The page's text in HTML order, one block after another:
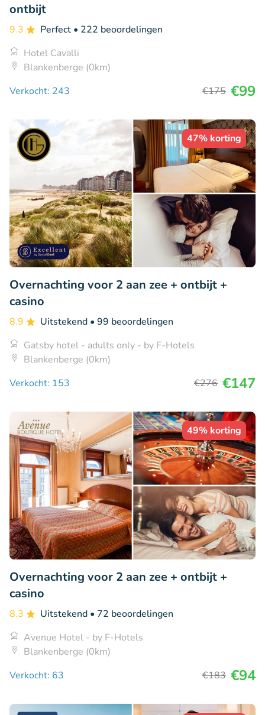
ontbijt
9.3 Perfect • 222 beoordelingen
Hotel Cavalli
Blankenberge (0km)
Verkocht: 243
€175 €99
47% korting
Overnachting voor 2 aan zee + ontbijt +
casino
8.9 Uitstekend • 99 beoordelingen
Gatsby hotel - adults only - by F-Hotels
Blankenberge (0km)
Verkocht: 153
€276 €147
49% korting
Overnachting voor 2 aan zee + ontbijt +
casino
8.3 Uitstekend • 72 beoordelingen
Avenue Hotel - by F-Hotels
Blankenberge (0km)
Verkocht: 63
€183 €94